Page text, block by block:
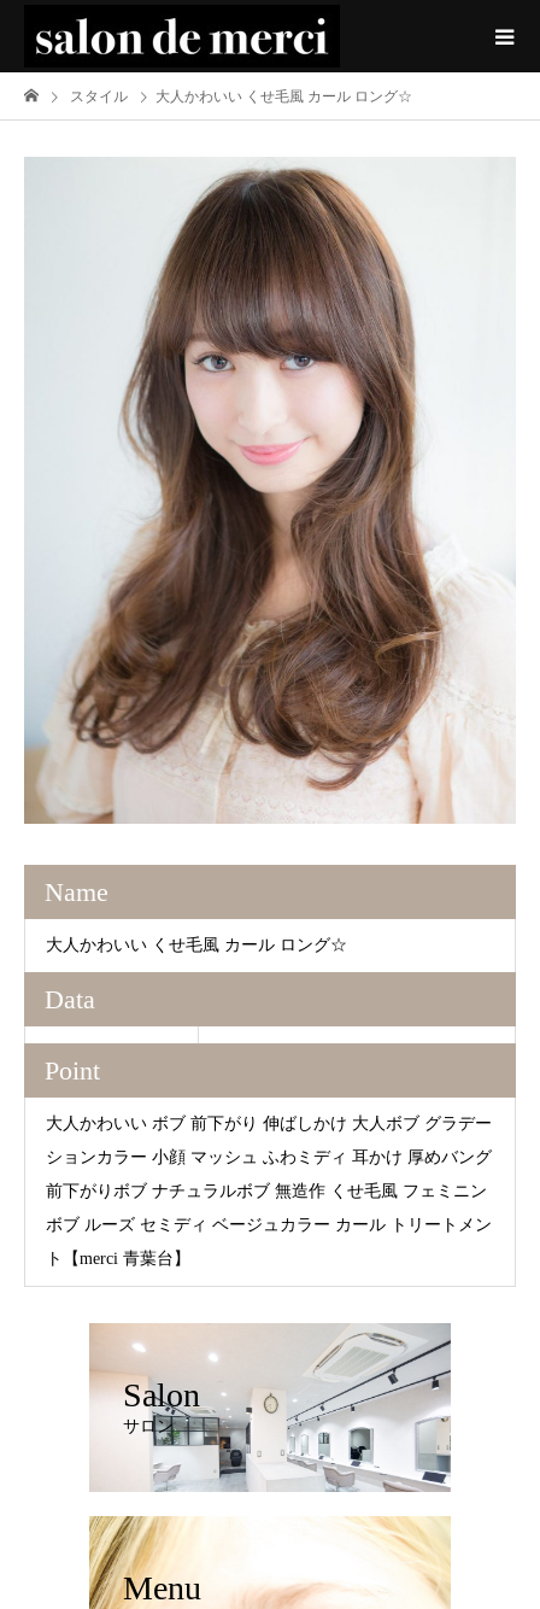
スタイル 大人かわいい くせ毛風 カール ロング☆
Name
大人かわいい くせ毛風 カール ロング☆
Data
Point
大人かわいい ボブ 前下がり 伸ばしかけ 大人ボブ グラデー
ションカラー 小顔 マッシュ ふわミディ 耳かけ 厚めバング
前下がりボブ ナチュラルボブ 無造作 くせ毛風 フェミニン
ボブ ルーズ セミディ ベージュカラー カール トリートメン
ト【merci 青葉台】
Salon
サロン
Menu